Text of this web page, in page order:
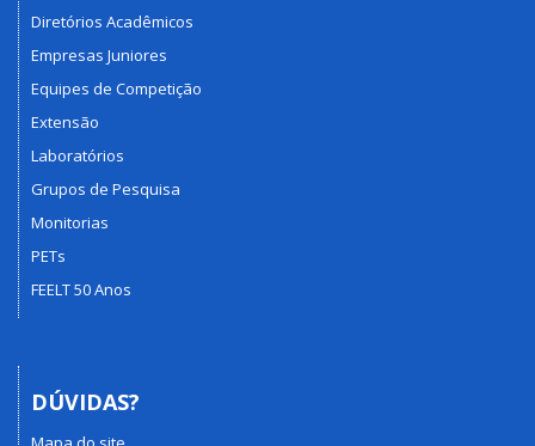
Diretórios Acadêmicos
Empresas Juniores
Equipes de Competição
Extensão
Laboratórios
Grupos de Pesquisa
Monitorias
PETs
FEELT 50 Anos
DÚVIDAS?